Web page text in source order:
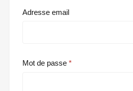
Adresse email
Mot de passe